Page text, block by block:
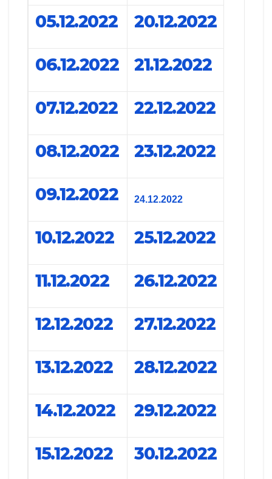
05.12.2022 20.12.2022
06.12.2022 21.12.2022
07.12.2022 22.12.2022
08.12.2022 23.12.2022
09.12.2022 24.12.2022
10.12.2022 25.12.2022
11.12.2022 26.12.2022
12.12.2022 27.12.2022
13.12.2022 28.12.2022
14.12.2022 29.12.2022
15.12.2022 30.12.2022